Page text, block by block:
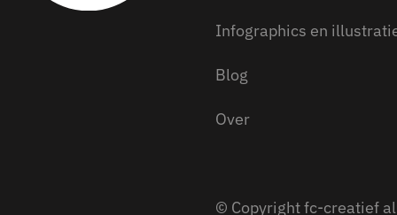
Infographics en
Blog
Over
© Copyright fc-creatief